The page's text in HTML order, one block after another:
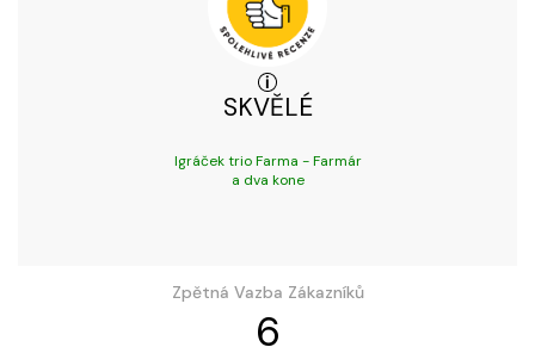
SKVĚLÉ
Igráček trio Farma - Farmár
a dva kone
Zpětná Vazba Zákazníků
6